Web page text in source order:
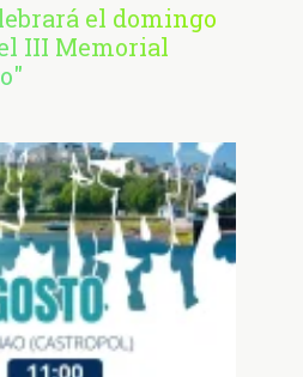
el domingo
III Memorial